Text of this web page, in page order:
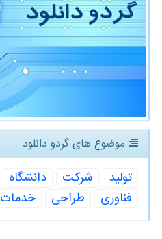
موضوع های گردو دانلود
تولید شركت دانشگاه
فناوری
طراحی خدمات